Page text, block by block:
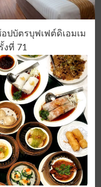
ปบัตรบุฟเฟต์ดิเอมเม
งที่ 71